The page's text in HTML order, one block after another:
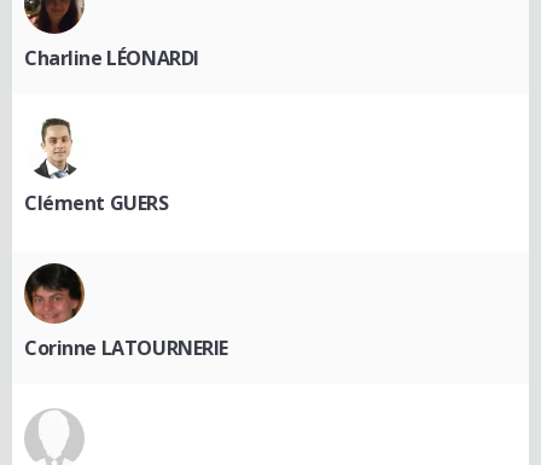
Charline LÉONARDI
Clément GUERS
Corinne LATOURNERIE